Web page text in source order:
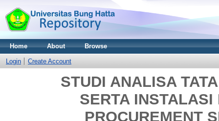
Home About Browse
Login Create Account
STUDI ANALISA
SERTA
PROCUREMENT